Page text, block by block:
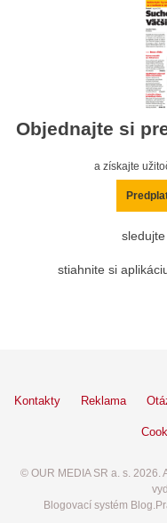
Objednajte si
a získajte
stiahnite si
Kontakty Reklama
© OUR MEDIA SR a. s. 2026.
Blogovací systém